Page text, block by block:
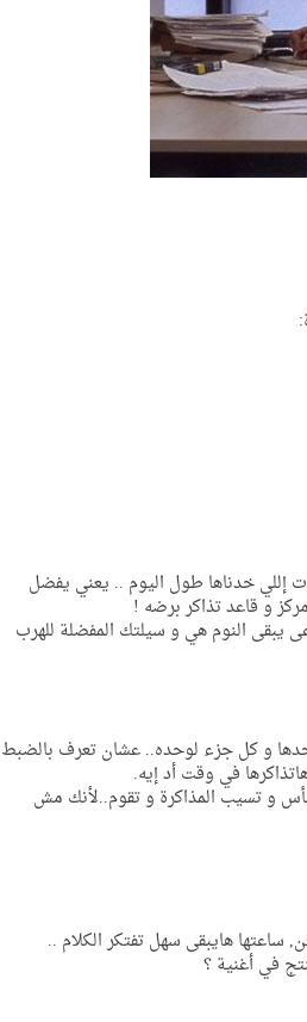
إللي خدناها طول اليوم .. يعني يفضل
و قاعد تذاكر برضه !
يبقى النوم هي و سيلتك المفضلة للهرب
و كل جزء لوحده.. عشان تعرف بالضبط
في وقت أد إيه.
و تسيب المذاكرة و تقوم..لأنك مش
ساعتها هايبقى سهل تفتكر الكلام ..
في أغنية ؟